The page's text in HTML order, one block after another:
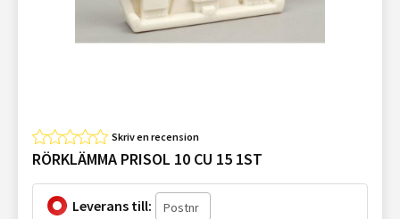
Skriv en recension
RÖRKLÄMMA PRISOL 10 CU 15 1ST
Leverans till: